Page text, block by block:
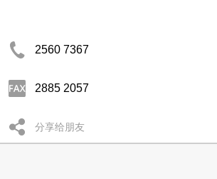
2560 7367
2885 2057
分享给朋友